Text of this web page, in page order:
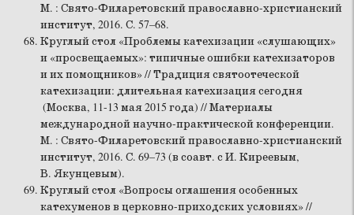
М. : Свято-Филаретовский православно-христианский
институт, 2016. С. 57–68.
Круглый стол «Проблемы катехизации «слушающих»
и «просвещаемых»: типичные ошибки катехизаторов
и их помощников» // Традиция святоотеческой
катехизации: длительная катехизация сегодня
(Москва, 11-13 мая 2015 года) // Материалы
международной научно-практической конференции.
М. : Свято-Филаретовский православно-христианский
институт, 2016. С. 69–73 (в соавт. с И. Киреевым,
В. Якунцевым).
Круглый стол «Вопросы оглашения особенных
катехуменов в церковно-приходских условиях» //